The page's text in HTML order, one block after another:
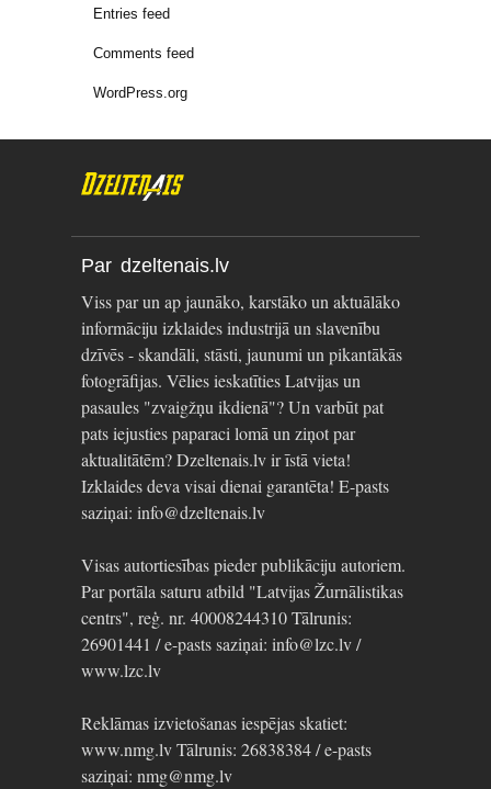
Entries feed
Comments feed
WordPress.org
Par dzeltenais.lv
Viss par un ap jaunāko, karstāko un aktuālāko
informāciju izklaides industrijā un slavenību
dzīvēs - skandāli, stāsti, jaunumi un pikantākās
fotogrāfijas. Vēlies ieskatīties Latvijas un
pasaules "zvaigžņu ikdienā"? Un varbūt pat
pats iejusties paparaci lomā un ziņot par
aktualitātēm? Dzeltenais.lv ir īstā vieta!
Izklaides deva visai dienai garantēta! E-pasts
saziņai: info@dzeltenais.lv
Visas autortiesības pieder publikāciju autoriem.
Par portāla saturu atbild "Latvijas Žurnālistikas
centrs", reģ. nr. 40008244310 Tālrunis:
26901441 / e-pasts saziņai: info@lzc.lv /
www.lzc.lv
Reklāmas izvietošanas iespējas skatiet:
www.nmg.lv Tālrunis: 26838384 / e-pasts
saziņai: nmg@nmg.lv